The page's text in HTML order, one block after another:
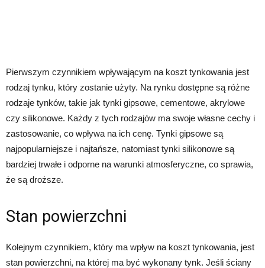
Pierwszym czynnikiem wpływającym na koszt tynkowania jest
rodzaj tynku, który zostanie użyty. Na rynku dostępne są różne
rodzaje tynków, takie jak tynki gipsowe, cementowe, akrylowe
czy silikonowe. Każdy z tych rodzajów ma swoje własne cechy i
zastosowanie, co wpływa na ich cenę. Tynki gipsowe są
najpopularniejsze i najtańsze, natomiast tynki silikonowe są
bardziej trwałe i odporne na warunki atmosferyczne, co sprawia,
że są droższe.
Stan powierzchni
Kolejnym czynnikiem, który ma wpływ na koszt tynkowania, jest
stan powierzchni, na której ma być wykonany tynk. Jeśli ściany